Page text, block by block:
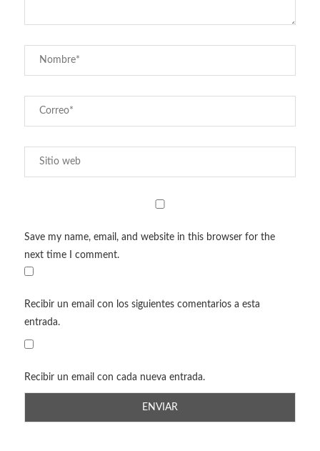
Save my name, email, and website in this browser for the
next time I comment.
Recibir un email con los siguientes comentarios a esta
entrada.
Recibir un email con cada nueva entrada.